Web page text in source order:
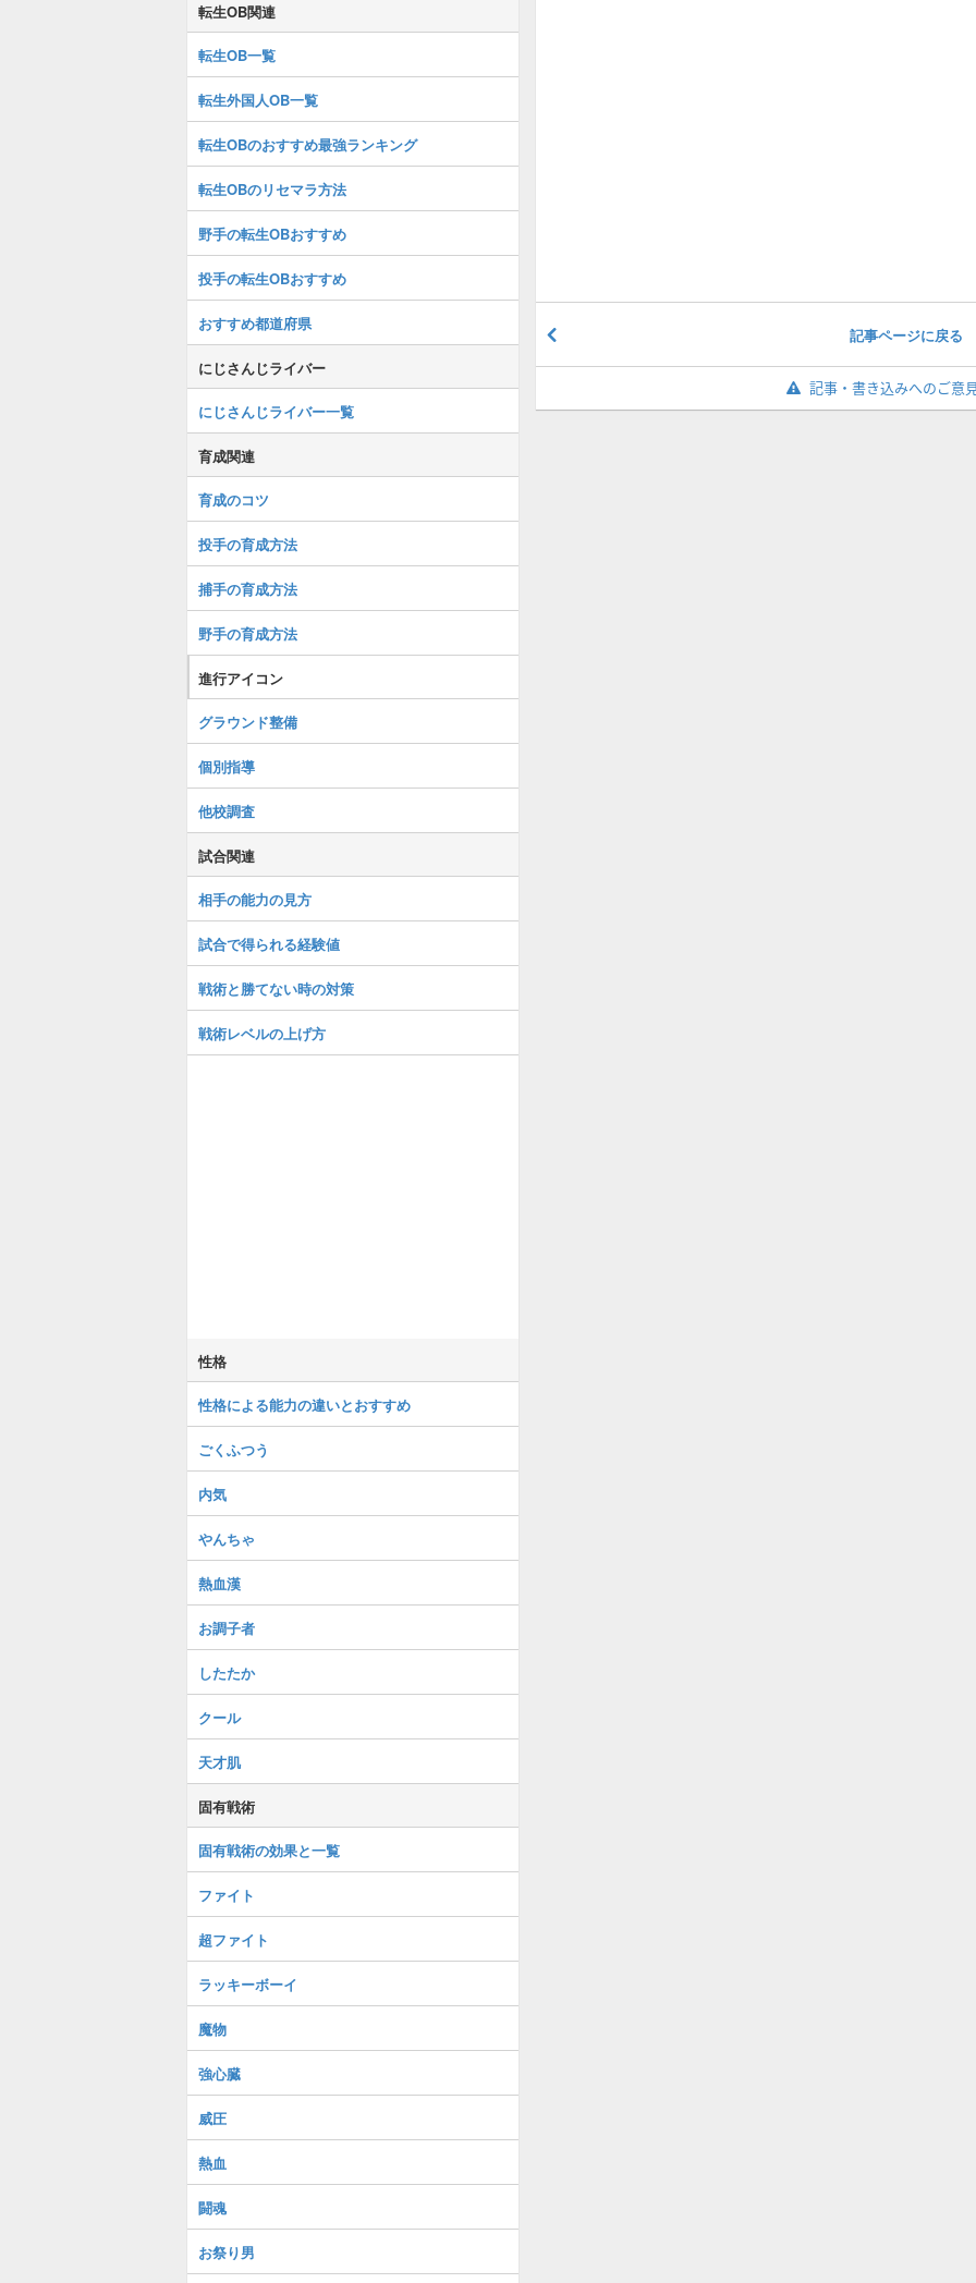
記事ページに戻る
記事・書き込みへのご意
転生OB関連
転生OB一覧
転生外国人OB一覧
転生OBのおすすめ最強ランキング
転生OBのリセマラ方法
野手の転生OBおすすめ
投手の転生OBおすすめ
おすすめ都道府県
にじさんじライバー
にじさんじライバー一覧
育成関連
育成のコツ
投手の育成方法
捕手の育成方法
野手の育成方法
進行アイコン
グラウンド整備
個別指導
他校調査
試合関連
相手の能力の見方
試合で得られる経験値
戦術と勝てない時の対策
戦術レベルの上げ方
性格
性格による能力の違いとおすすめ
ごくふつう
内気
やんちゃ
熱血漢
お調子者
したたか
クール
天才肌
固有戦術
固有戦術の効果と一覧
ファイト
超ファイト
ラッキーボーイ
魔物
強心臓
威圧
熱血
闘魂
お祭り男